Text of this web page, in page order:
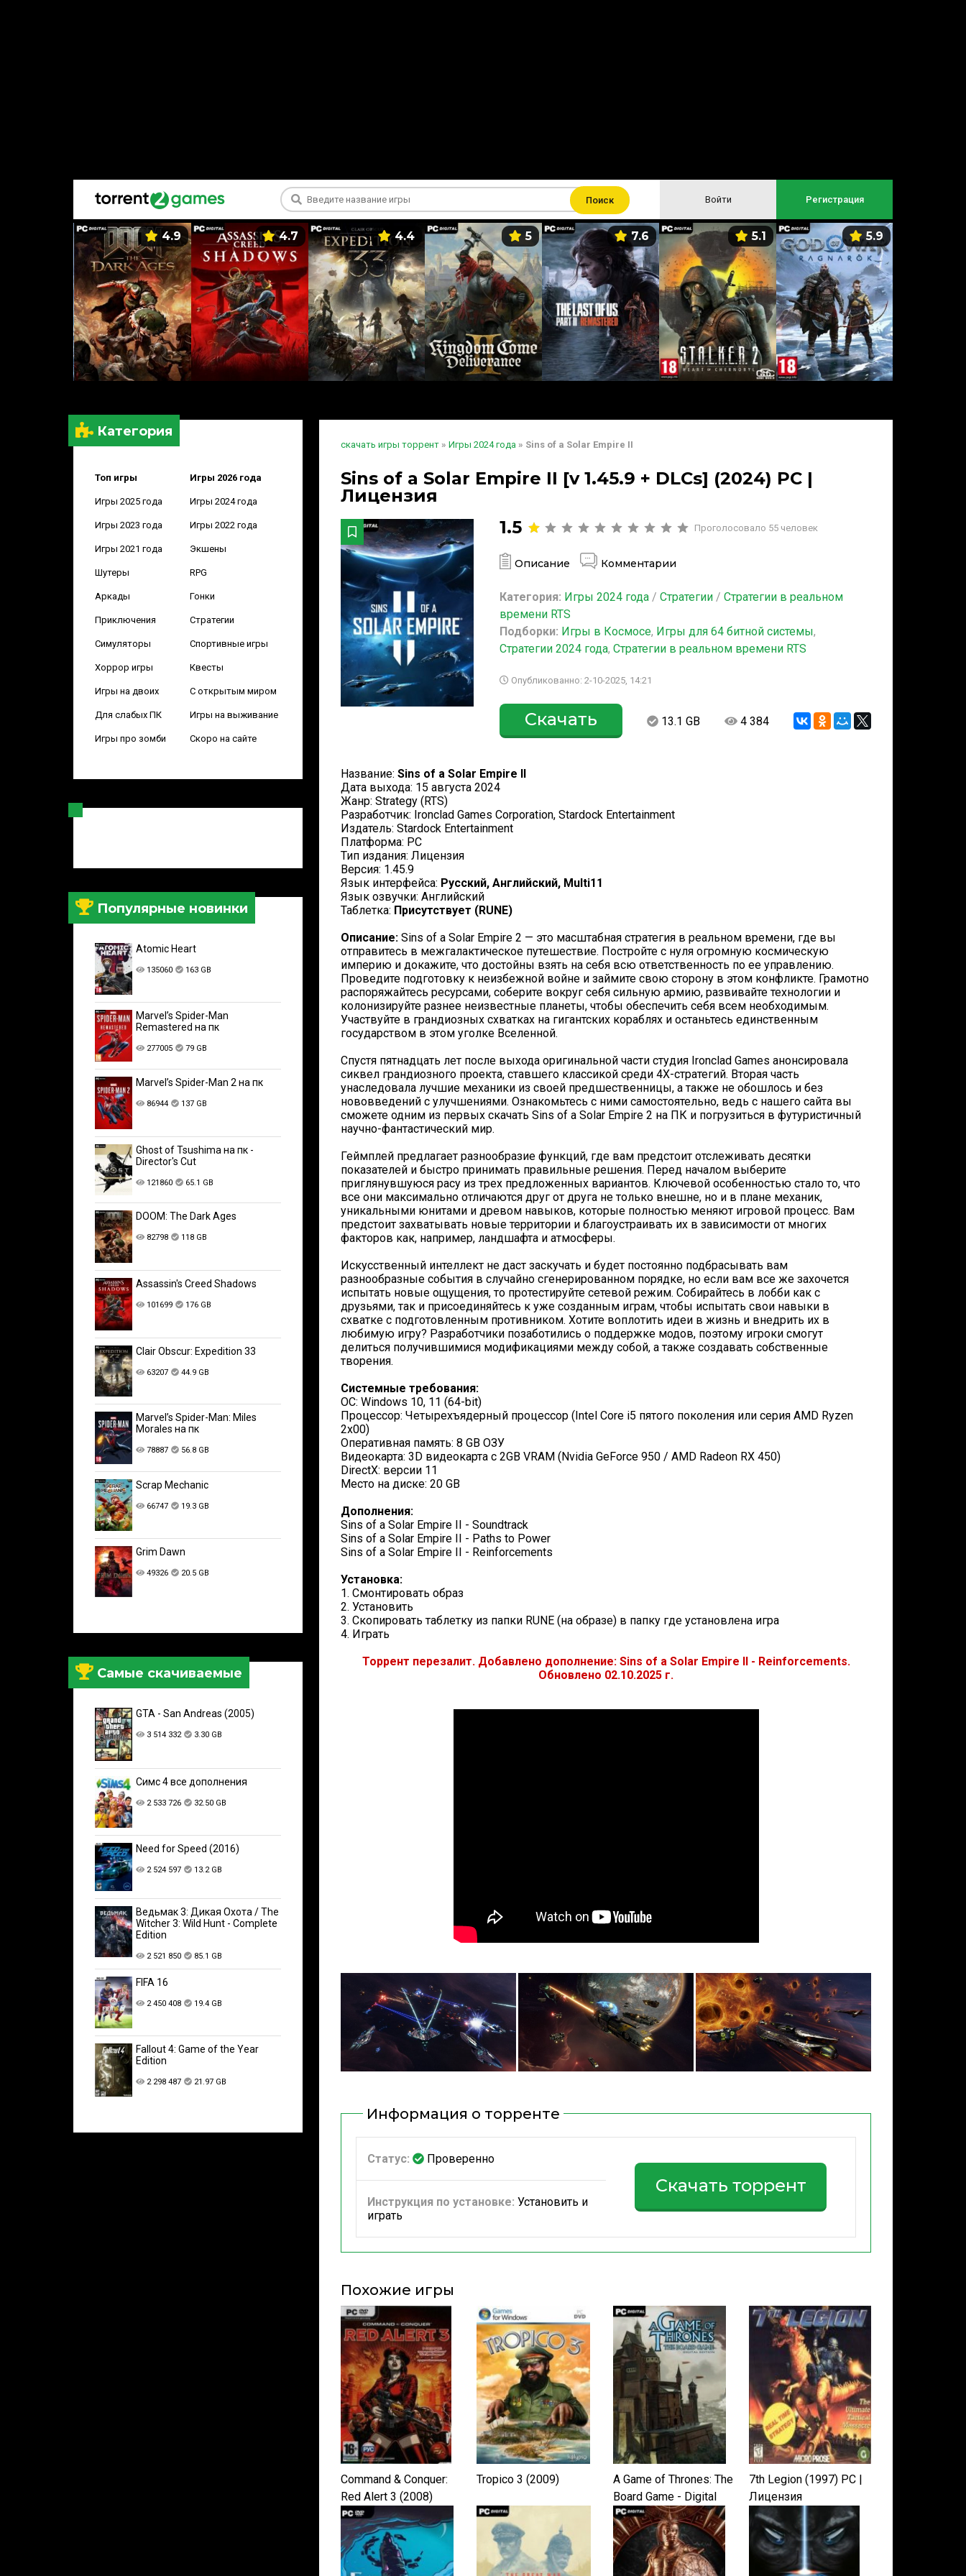
Поиск Войти Регистрация
4.9 4.7 4.4 5 7.6 5.1 5.9
Категория
Топ игры Игры 2026 года
Игры 2025 года Игры 2024 года
Игры 2023 года Игры 2022 года
Игры 2021 года Экшены
Шутеры RPG
Аркады Гонки
Приключения Стратегии
Симуляторы Спортивные игры
Хоррор игры Квесты
Игры на двоих С открытым миром
Для слабых ПК Игры на выживание
Игры про зомби Скоро на сайте
Популярные новинки
Atomic Heart
135060 163 GB
Marvel’s Spider-Man
Remastered на пк
277005 79 GB
Marvel’s Spider-Man 2 на пк
86944 137 GB
Ghost of Tsushima на пк -
Director's Cut
121860 65.1 GB
DOOM: The Dark Ages
82798 118 GB
Assassin's Creed Shadows
101699 176 GB
Clair Obscur: Expedition 33
63207 44.9 GB
Marvel’s Spider-Man: Miles
Morales на пк
78887 56.8 GB
Scrap Mechanic
66747 19.3 GB
Grim Dawn
49326 20.5 GB
Самые скачиваемые
GTA - San Andreas (2005)
3 514 332 3.30 GB
Симс 4 все дополнения
2 533 726 32.50 GB
Need for Speed (2016)
2 524 597 13.2 GB
Ведьмак 3: Дикая Охота / The
Witcher 3: Wild Hunt - Complete
Edition
2 521 850 85.1 GB
FIFA 16
2 450 408 19.4 GB
Fallout 4: Game of the Year
Edition
2 298 487 21.97 GB
скачать игры торрент » Игры 2024 года » Sins of a Solar Empire II
Sins of a Solar Empire II [v 1.45.9 + DLCs] (2024) PC |
Лицензия
1.5
Проголосовало 55 человек
Описание Комментарии
Категория: Игры 2024 года /Стратегии /Стратегии в реальном
времени RTS
Подборки: Игры в Космосе, Игры для 64 битной системы,
Стратегии 2024 года,Стратегии в реальном времени RTS
Опубликованно: 2-10-2025, 14:21
Скачать 13.1 GB 4 384
Название: Sins of a Solar Empire II
Дата выхода: 15 августа 2024
Жанр: Strategy (RTS)
Разработчик: Ironclad Games Corporation, Stardock Entertainment
Издатель: Stardock Entertainment
Платформа: PC
Тип издания: Лицензия
Версия: 1.45.9
Язык интерфейса: Русский, Английский, Multi11
Язык озвучки: Английский
Таблетка: Присутствует (RUNE)
Описание: Sins of a Solar Empire 2 — это масштабная стратегия в реальном времени, где вы
отправитесь в межгалактическое путешествие. Постройте с нуля огромную космическую
империю и докажите, что достойны взять на себя всю ответственность по ее управлению.
Проведите подготовку к неизбежной войне и займите свою сторону в этом конфликте. Грамотно
распоряжайтесь ресурсами, соберите вокруг себя сильную армию, развивайте технологии и
колонизируйте разнее неизвестные планеты, чтобы обеспечить себя всем необходимым.
Участвуйте в грандиозных схватках на гигантских кораблях и останьтесь единственным
государством в этом уголке Вселенной.
Спустя пятнадцать лет после выхода оригинальной части студия Ironclad Games анонсировала
сиквел грандиозного проекта, ставшего классикой среди 4Х-стратегий. Вторая часть
унаследовала лучшие механики из своей предшественницы, а также не обошлось и без
нововведений с улучшениями. Ознакомьтесь с ними самостоятельно, ведь с нашего сайта вы
сможете одним из первых скачать Sins of a Solar Empire 2 на ПК и погрузиться в футуристичный
научно-фантастический мир.
Геймплей предлагает разнообразие функций, где вам предстоит отслеживать десятки
показателей и быстро принимать правильные решения. Перед началом выберите
приглянувшуюся расу из трех предложенных вариантов. Ключевой особенностью стало то, что
все они максимально отличаются друг от друга не только внешне, но и в плане механик,
уникальными юнитами и древом навыков, которые полностью меняют игровой процесс. Вам
предстоит захватывать новые территории и благоустраивать их в зависимости от многих
факторов как, например, ландшафта и атмосферы.
Искусственный интеллект не даст заскучать и будет постоянно подбрасывать вам
разнообразные события в случайно сгенерированном порядке, но если вам все же захочется
испытать новые ощущения, то протестируйте сетевой режим. Собирайтесь в лобби как с
друзьями, так и присоединяйтесь к уже созданным играм, чтобы испытать свои навыки в
схватке с подготовленным противником. Хотите воплотить идеи в жизнь и внедрить их в
любимую игру? Разработчики позаботились о поддержке модов, поэтому игроки смогут
делиться получившимися модификациями между собой, а также создавать собственные
творения.
Системные требования:
ОС: Windows 10, 11 (64-bit)
Процессор: Четырехъядерный процессор (Intel Core i5 пятого поколения или серия AMD Ryzen
2x00)
Оперативная память: 8 GB ОЗУ
Видеокарта: 3D видеокарта с 2GB VRAM (Nvidia GeForce 950 / AMD Radeon RX 450)
DirectX: версии 11
Место на диске: 20 GB
Дополнения:
Sins of a Solar Empire II - Soundtrack
Sins of a Solar Empire II - Paths to Power
Sins of a Solar Empire II - Reinforcements
Установка:
1. Смонтировать образ
2. Установить
3. Скопировать таблетку из папки RUNE (на образе) в папку где установлена игра
4. Играть
Торрент перезалит. Добавлено дополнение: Sins of a Solar Empire II - Reinforcements.
Обновлено 02.10.2025 г.
Информация о торренте
Статус: Проверенно
Инструкция по установке: Установить и
играть
Скачать торрент
Похожие игры
Command & Conquer:
Red Alert 3 (2008)
Tropico 3 (2009)
A Game of Thrones: The
Board Game - Digital
Edition
7th Legion (1997) PC |
Лицензия